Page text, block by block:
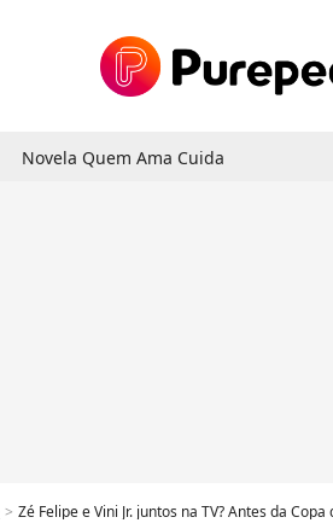
Novela Quem Ama Cuida
Zé Felipe e Vini Jr. juntos na TV? Antes da Copa do